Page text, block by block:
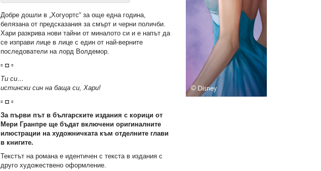
Добре дошли в „Хогуортс“ за още една година,
белязана от предсказания за смърт и черни поличби.
Хари разкрива нови тайни от миналото си и е напът да
се изправи лице в лице с един от най-верните
последователи на лорд Волдемор.
▫ ◘ ▫
Ти си…
истински син на баща си, Хари!
▫ ◘ ▫
За първи път в българските издания с корици от
Мери Гранпре ще бъдат включени оригиналните
илюстрации на художничката към отделните глави
в книгите.
Текстът на романа е идентичен с текста в издания с
друго художествено оформление.